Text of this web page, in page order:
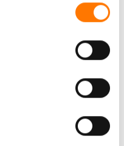
in ganz Europa
ist der zweifache